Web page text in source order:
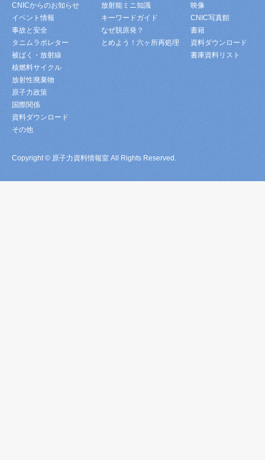
CNICからのお知らせ
イベント情報
事故と安全
タニムラボレター
被ばく・放射線
核燃料サイクル
放射性廃棄物
原子力政策
国際関係
資料ダウンロード
その他
放射能ミニ知識
キーワードガイド
なぜ脱原発？
とめよう！六ヶ所再処理
映像
CNIC写真館
書籍
資料ダウンロード
書庫資料リスト
Copyright © 原子力資料情報室 All Rights Reserved.